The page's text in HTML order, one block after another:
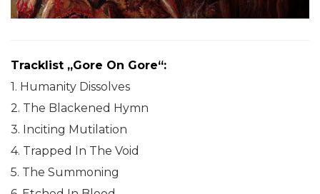
Tracklist „Gore On Gore“:
1. Humanity Dissolves
2. The Blackened Hymn
3. Inciting Mutilation
4. Trapped In The Void
5. The Summoning